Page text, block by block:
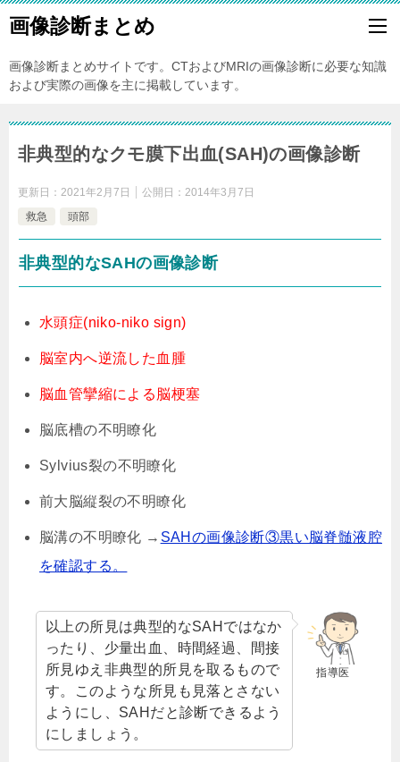
画像診断まとめ
画像診断まとめサイトです。CTおよびMRIの画像診断に必要な知識
および実際の画像を主に掲載しています。
非典型的なクモ膜下出血(SAH)の画像診断
更新日： 2021年2月7日 公開日： 2014年3月7日
救急
頭部
非典型的なSAHの画像診断
水頭症(niko-niko sign)
脳室内へ逆流した血腫
脳血管攣縮による脳梗塞
脳底槽の不明瞭化
Sylvius裂の不明瞭化
前大脳縦裂の不明瞭化
脳溝の不明瞭化 → SAHの画像診断③黒い脳脊髄液腔
を確認する。
指導医
以上の所見は典型的なSAHではなか
ったり、少量出血、時間経過、間接
所見ゆえ非典型的所見を取るもので
す。このような所見も見落とさない
ようにし、SAHだと診断できるよう
にしましょう。